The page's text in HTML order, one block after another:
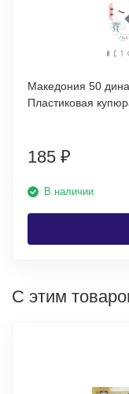
Македония 50
Пластиковая
185 ₽
В наличии
С этим